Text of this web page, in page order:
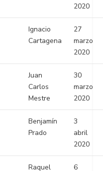
2020
Ignacio
Cartagena
27
marzo
2020
Juan
Carlos
Mestre
30
marzo
2020
Benjamín
Prado
3
abril
2020
Raquel
6